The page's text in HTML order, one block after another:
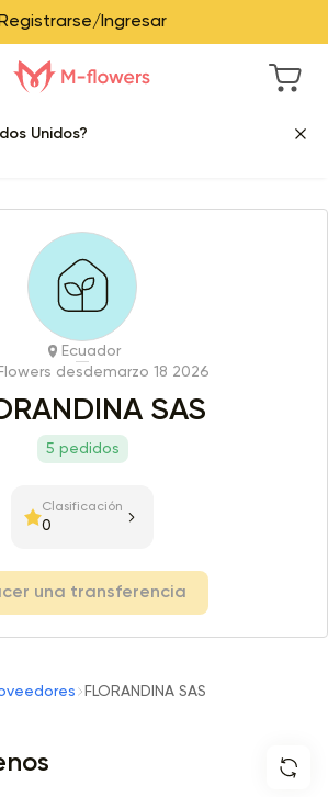
Registrarse/Ingresar
Unidos?
Ecuador
desdemarzo 18 2026
SAS
5 pedidos
Clasificación
0
una transferencia
FLORANDINA SAS